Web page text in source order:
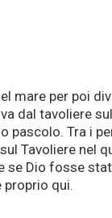
mare per poi
dal tavoliere
pascolo. Tra i
Tavoliere nel
se Dio fosse
proprio qui.